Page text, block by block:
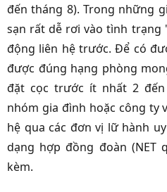
đến tháng 8). Trong những
sạn rất dễ rơi vào tình trạng
động liên hệ trước. Để có
được đúng hạng phòng
đặt cọc trước ít nhất 2
nhóm gia đình hoặc công ty
hệ qua các đơn vị lữ hành
dạng hợp đồng đoàn (NET
kèm.